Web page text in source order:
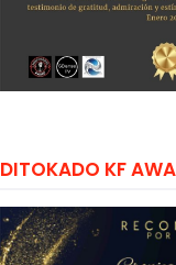
DITOKADO KF